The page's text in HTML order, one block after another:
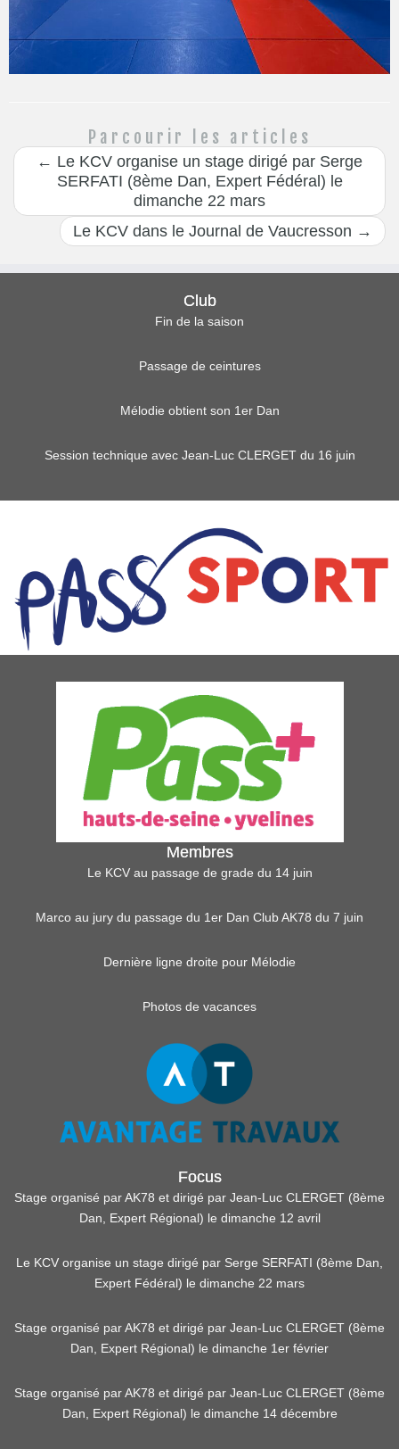
Parcourir les articles
← Le KCV organise un stage dirigé par Serge
SERFATI (8ème Dan, Expert Fédéral) le
dimanche 22 mars
Le KCV dans le Journal de Vaucresson →
Club
Fin de la saison
Passage de ceintures
Mélodie obtient son 1er Dan
Session technique avec Jean-Luc CLERGET du 16 juin
Membres
Le KCV au passage de grade du 14 juin
Marco au jury du passage du 1er Dan Club AK78 du 7 juin
Dernière ligne droite pour Mélodie
Photos de vacances
Focus
Stage organisé par AK78 et dirigé par Jean-Luc CLERGET (8ème
Dan, Expert Régional) le dimanche 12 avril
Le KCV organise un stage dirigé par Serge SERFATI (8ème Dan,
Expert Fédéral) le dimanche 22 mars
Stage organisé par AK78 et dirigé par Jean-Luc CLERGET (8ème
Dan, Expert Régional) le dimanche 1er février
Stage organisé par AK78 et dirigé par Jean-Luc CLERGET (8ème
Dan, Expert Régional) le dimanche 14 décembre